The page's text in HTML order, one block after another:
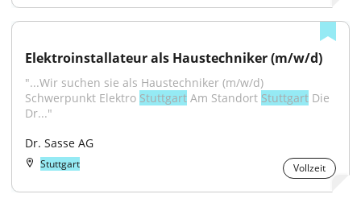
Elektroinstallateur als Haustechniker (m/w/d)
"...Wir suchen sie als Haustechniker (m/w/d)
Schwerpunkt Elektro Stuttgart Am Standort Stuttgart Die
Dr..."
Dr. Sasse AG
Stuttgart Vollzeit